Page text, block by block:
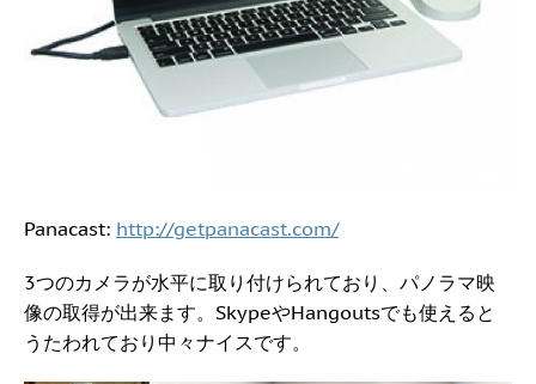
Panacast: http://getpanacast.com/
3つのカメラが水平に取り付けられており、パノラマ映
像の取得が出来ます。SkypeやHangoutsでも使えると
うたわれており中々ナイスです。